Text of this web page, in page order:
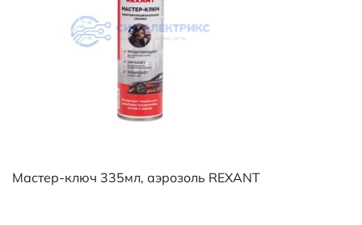
Мастер-ключ 335мл, аэрозоль REXANT